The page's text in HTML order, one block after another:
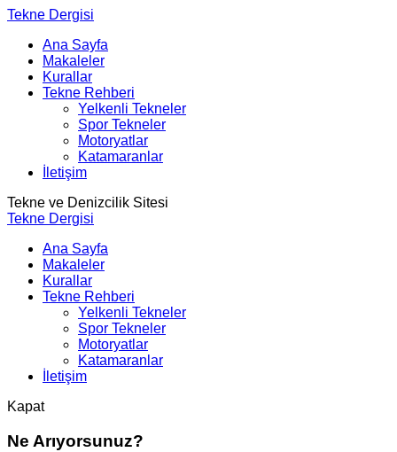
Tekne Dergisi
Ana Sayfa
Makaleler
Kurallar
Tekne Rehberi
Yelkenli Tekneler
Spor Tekneler
Motoryatlar
Katamaranlar
İletişim
Tekne ve Denizcilik Sitesi
Tekne Dergisi
Ana Sayfa
Makaleler
Kurallar
Tekne Rehberi
Yelkenli Tekneler
Spor Tekneler
Motoryatlar
Katamaranlar
İletişim
Kapat
Ne Arıyorsunuz?